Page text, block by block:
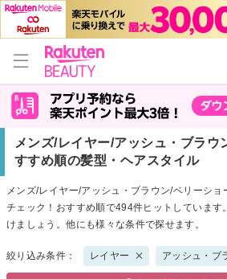
メンズ/レイヤー/アッシュ・ブラウ
すすめ順の髪型・ヘアスタイル
メンズ/レイヤー/アッシュ・ブラウン/ベリーシ
チェック！おすすめ順で494件ヒットしています
けましょう。他にも様々な条件で探せます。
絞り込み条件： レイヤー アッシュ・ブ